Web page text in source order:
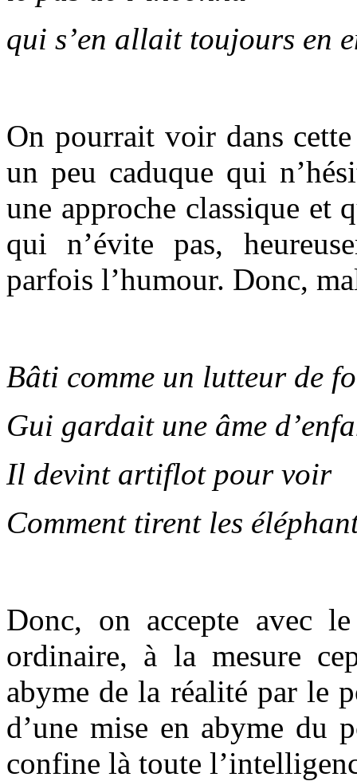
qui s’en allait toujours en
On pourrait voir dans
un peu caduque qui
une approche classique et
qui n’évite pas,
parfois l’humour. Donc,
Bâti comme un lutteur de
Gui gardait une âme
Il devint artiflot pour voir
Comment tirent les
Donc, on accepte avec
ordinaire, à la mesure
abyme de la réalité par le
d’une mise en abyme du
confine là toute